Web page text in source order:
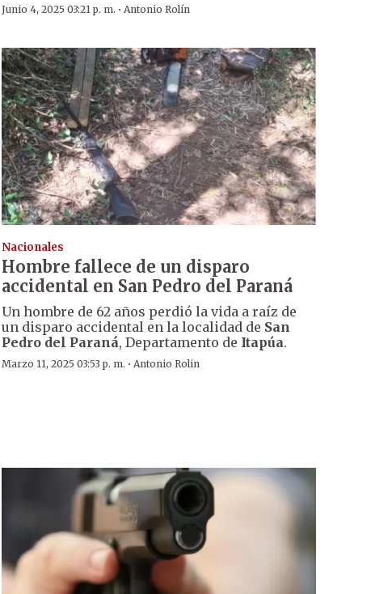
Junio 4, 2025 03:21 p. m. · Antonio Rolín
Nacionales
Hombre fallece de un disparo
accidental en San Pedro del Paraná
Un hombre de 62 años perdió la vida a raíz de
un disparo accidental en la localidad de San
Pedro del Paraná, Departamento de Itapúa.
Marzo 11, 2025 03:53 p. m. · Antonio Rolin